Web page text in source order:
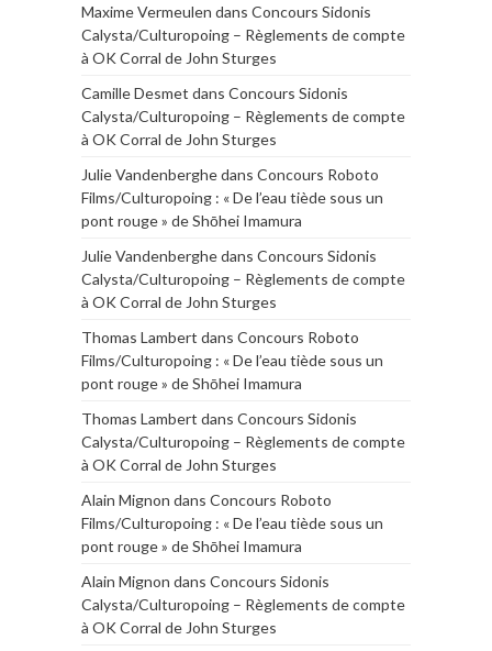
Maxime Vermeulen dans Concours Sidonis
Calysta/Culturopoing – Règlements de compte
à OK Corral de John Sturges
Camille Desmet dans Concours Sidonis
Calysta/Culturopoing – Règlements de compte
à OK Corral de John Sturges
Julie Vandenberghedans Concours Roboto
Films/Culturopoing : « De l’eau tiède sous un
pont rouge » de Shōhei Imamura
Julie Vandenberghedans Concours Sidonis
Calysta/Culturopoing – Règlements de compte
à OK Corral de John Sturges
Thomas Lambert dans Concours Roboto
Films/Culturopoing : « De l’eau tiède sous un
pont rouge » de Shōhei Imamura
Thomas Lambert dans Concours Sidonis
Calysta/Culturopoing – Règlements de compte
à OK Corral de John Sturges
Alain Mignon dans Concours Roboto
Films/Culturopoing : « De l’eau tiède sous un
pont rouge » de Shōhei Imamura
Alain Mignon dans Concours Sidonis
Calysta/Culturopoing – Règlements de compte
à OK Corral de John Sturges